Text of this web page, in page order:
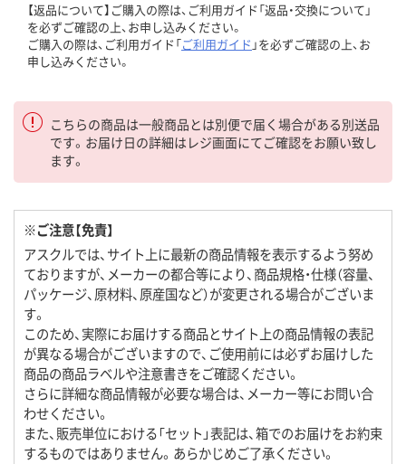
【返品について】ご購入の際は、ご利用ガイド「返品・交換について」
を必ずご確認の上、お申し込みください。
ご購入の際は、ご利用ガイド「ご利用ガイド 」を必ずご確認の上、お
申し込みください。
こちらの商品は一般商品とは別便で届く場合がある別送品
です。お届け日の詳細はレジ画面にてご確認をお願い致し
ます。
※ご注意【免責】
アスクルでは、サイト上に最新の商品情報を表示するよう努め
ておりますが、メーカーの都合等により、商品規格・仕様（容量、
パッケージ、原材料、原産国など）が変更される場合がございま
す。
このため、実際にお届けする商品とサイト上の商品情報の表記
が異なる場合がございますので、ご使用前には必ずお届けした
商品の商品ラベルや注意書きをご確認ください。
さらに詳細な商品情報が必要な場合は、メーカー等にお問い合
わせください。
また、販売単位における「セット」表記は、箱でのお届けをお約束
するものではありません。あらかじめご了承ください。